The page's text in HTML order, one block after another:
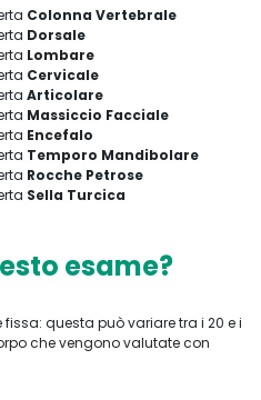
Colonna Vertebrale
Dorsale
Lombare
Cervicale
Articolare
Massiccio Facciale
Encefalo
Temporo Mandibolare
Rocche Petrose
Sella Turcica
esame?
questa può variare tra i 20 e i
che vengono valutate con